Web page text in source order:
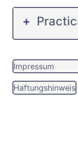
Impressum
Haftungshinweis